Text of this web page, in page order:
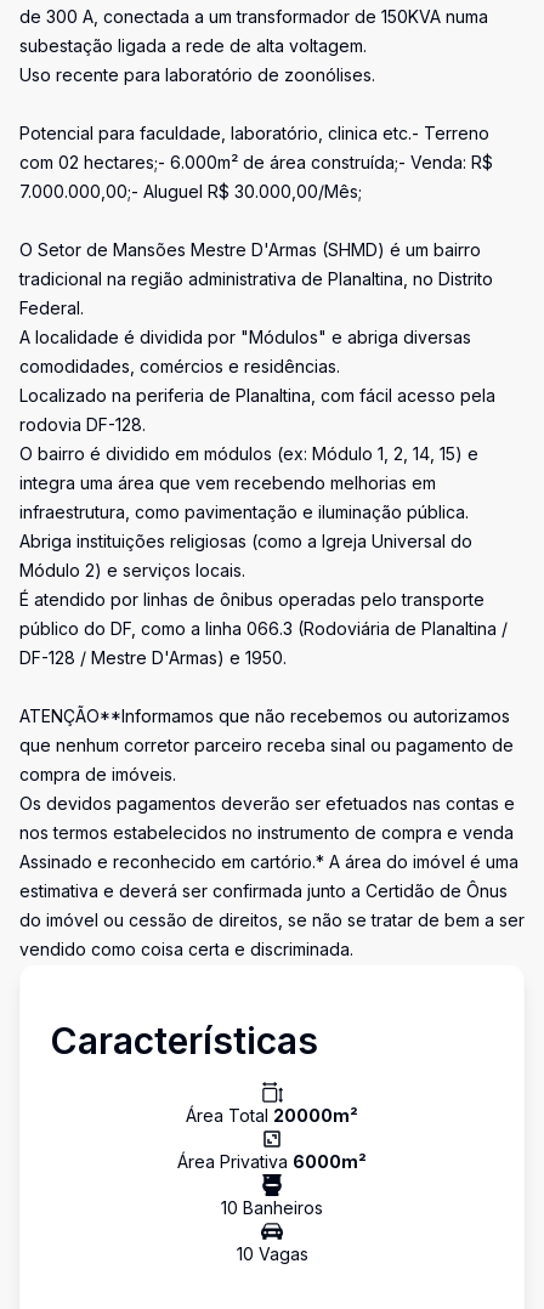
de 300 A, conectada a um transformador de 150KVA numa
subestação ligada a rede de alta voltagem.
Uso recente para laboratório de zoonólises.
Potencial para faculdade, laboratório, clinica etc.- Terreno
com 02 hectares;- 6.000m² de área construída;- Venda: R$
7.000.000,00;- Aluguel R$ 30.000,00/Mês;
O Setor de Mansões Mestre D'Armas (SHMD) é um bairro
tradicional na região administrativa de Planaltina, no Distrito
Federal.
A localidade é dividida por "Módulos" e abriga diversas
comodidades, comércios e residências.
Localizado na periferia de Planaltina, com fácil acesso pela
rodovia DF-128.
O bairro é dividido em módulos (ex: Módulo 1, 2, 14, 15) e
integra uma área que vem recebendo melhorias em
infraestrutura, como pavimentação e iluminação pública.
Abriga instituições religiosas (como a Igreja Universal do
Módulo 2) e serviços locais.
É atendido por linhas de ônibus operadas pelo transporte
público do DF, como a linha 066.3 (Rodoviária de Planaltina /
DF-128 / Mestre D'Armas) e 1950.
ATENÇÃO**Informamos que não recebemos ou autorizamos
que nenhum corretor parceiro receba sinal ou pagamento de
compra de imóveis.
Os devidos pagamentos deverão ser efetuados nas contas e
nos termos estabelecidos no instrumento de compra e venda
Assinado e reconhecido em cartório.* A área do imóvel é uma
estimativa e deverá ser confirmada junto a Certidão de Ônus
do imóvel ou cessão de direitos, se não se tratar de bem a ser
vendido como coisa certa e discriminada.
Características
Área Total 20000m²
Área Privativa 6000m²
10 Banheiros
10 Vagas